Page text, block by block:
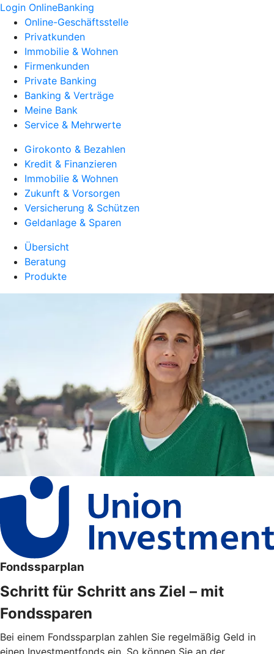
Login OnlineBanking
Online-Geschäftsstelle
Privatkunden
Immobilie & Wohnen
Firmenkunden
Private Banking
Banking & Verträge
Meine Bank
Service & Mehrwerte
Girokonto & Bezahlen
Kredit & Finanzieren
Immobilie & Wohnen
Zukunft & Vorsorgen
Versicherung & Schützen
Geldanlage & Sparen
Übersicht
Beratung
Produkte
Fondssparplan
Schritt für Schritt ans Ziel – mit
Fondssparen
Bei einem Fondssparplan zahlen Sie regelmäßig Geld in
einen Investmentfonds ein. So können Sie an der